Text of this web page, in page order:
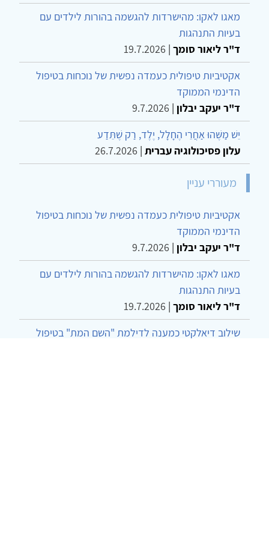
מאגו לאקו: מהישרדות להגשמה בהורות לילדים עם
בעיות התנהגות
ד"ר ליאור סומך |
19.7.2026
אקטיביות טיפולית כעמדה נפשית של נוכחות בטיפול
הדינמי הממוקד
ד"ר יעקב יבלון |
9.7.2026
יֵשׁ מַשֶּׁהוּ אַחֲרֵי הֶחָלָל, יֶלֶד, רַק שֶׁתֵּדַע
עלון פסיכולוגיה עברית |
26.7.2026
מעוררי עניין
אקטיביות טיפולית כעמדה נפשית של נוכחות בטיפול
הדינמי הממוקד
ד"ר יעקב יבלון |
9.7.2026
מאגו לאקו: מהישרדות להגשמה בהורות לילדים עם
בעיות התנהגות
ד"ר ליאור סומך |
19.7.2026
שילוב דיאלקטי כמענה לדילמת "השם המת" בטיפול